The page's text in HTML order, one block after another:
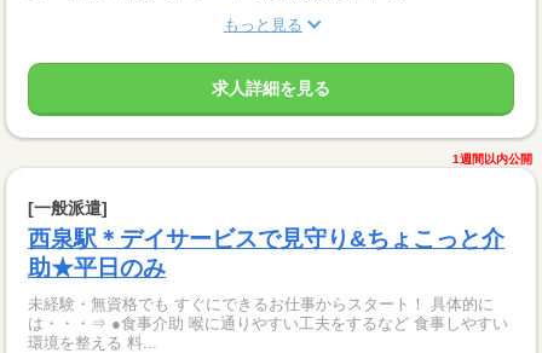
もっと見る
求人詳細を見る
1週間以内公開
[一般派遣]
西泉駅＊デイサービスで見守り&ちょこっと介
助★平日のみ
未経験・無資格でも すぐにできるお仕事からスタート！ 具体的に
は・・・⇒ ●食事介助 喉に通りやすい工夫をするなど 食事しやすい
環境を整える 料...